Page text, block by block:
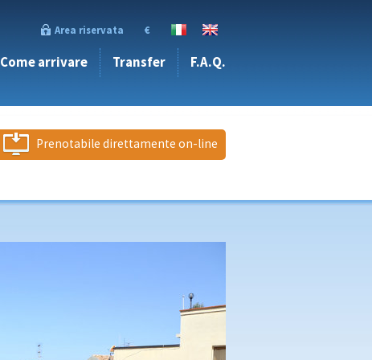
Area riservata €
Come arrivare Transfer F.A.Q.
Prenotabile direttamente on-line